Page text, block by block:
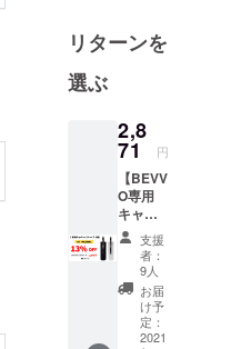
白くてユ
ニークな商
品や、多様
らす国なら
ではの新し
いアイディ
アにたくさ
ん出会いま
した。そん
な時に感じ
る「ワクワ
ク」した気
リターンを
選ぶ
2,8
71 円
【BEVV
O専用
キャ
リース
リー
ブ 1
個】一
般販売
予定価
格：
支援
者：
9人
お届
け予
定：
2021